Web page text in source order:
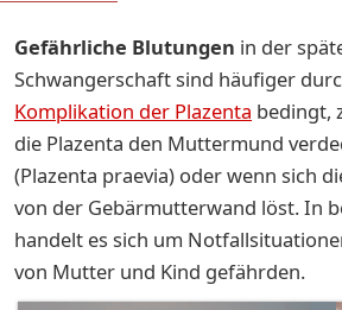
Gefährliche Blutungen in der
Schwangerschaft sind häufiger
Komplikation der Plazenta bedingt,
die Plazenta den Muttermund
(Plazenta praevia) oder wenn sich
von der Gebärmutterwand löst. In
handelt es sich um
von Mutter und Kind gefährden.